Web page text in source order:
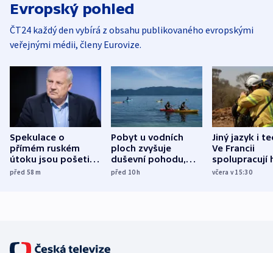
Evropský pohled
ČT24 každý den vybírá z obsahu publikovaného evropskými
veřejnými médii, členy Eurovize.
Spekulace o
přímém ruském
útoku jsou pošetilé,
míní estonský
před 58m
Pobyt u vodních
ploch zvyšuje
duševní pohodu,
ukázala
před 10h
Jiný jazyk i
Ve Francii
spolupracují
různých zemí
včera v 15:30